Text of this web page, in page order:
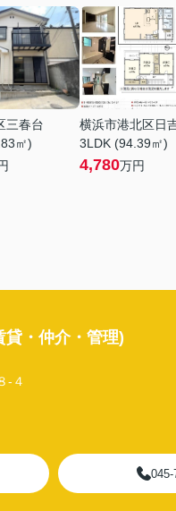
三春台
㎡)
横浜市港北区日
3LDK (94.39㎡)
4,780万円
貸・仲介・管理)
-４
045-